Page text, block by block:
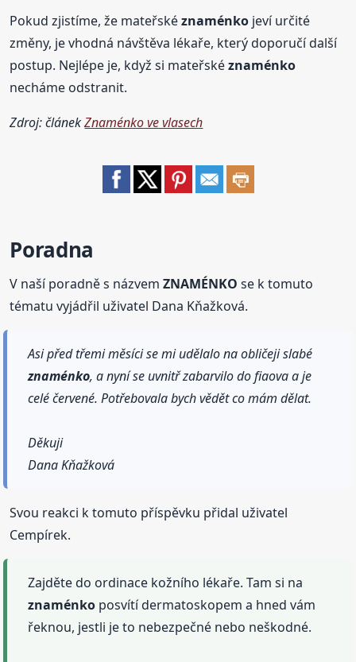
Pokud zjistíme, že mateřskéznaménko jeví určité
změny, je vhodná návštěva lékaře, který doporučí další
postup. Nejlépe je, když si mateřskéznaménko
necháme odstranit.
Zdroj: článekZnaménko ve vlasech
Poradna
V naší poradně s názvemZNAMÉNKO se k tomuto
tématu vyjádřil uživatel Dana Kňažková.
Asi před třemi měsíci se mi udělalo na obličeji slabé
znaménko, a nyní se uvnitř zabarvilo do fiaova a je
celé červené. Potřebovala bych vědět co mám dělat.
Děkuji
Dana Kňažková
Svou reakci k tomuto příspěvku přidal uživatel
Cempírek.
Zajděte do ordinace kožního lékaře. Tam si na
znaménko posvítí dermatoskopem a hned vám
řeknou, jestli je to nebezpečné nebo neškodné.